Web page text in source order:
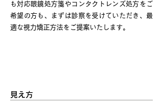
も対応眼鏡処方箋やコンタクトレンズ処方をご
希望の方も、まずは診察を受けていただき、最
適な視力矯正方法をご提案いたします。
見え方